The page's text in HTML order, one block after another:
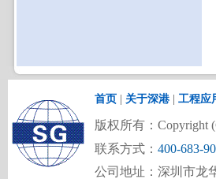
首页 关于深港 |工程应
版权所有：Copyright
联系方式：400-683-
公司地址：深圳市龙